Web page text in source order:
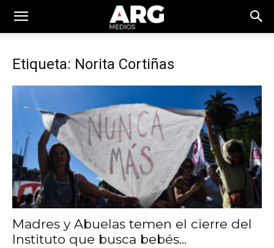
Etiqueta: Norita Cortiñas
Madres y Abuelas temen el cierre del
Instituto que busca bebés...